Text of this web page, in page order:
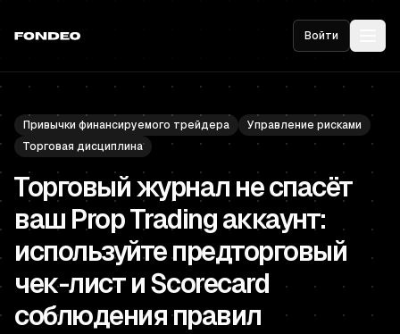
Войти
Привычки финансируемого трейдера
Управление рисками
Торговая дисциплина
Торговый журнал не спасёт
ваш Prop Trading аккаунт:
используйте предторговый
чек-лист и Scorecard
соблюдения правил